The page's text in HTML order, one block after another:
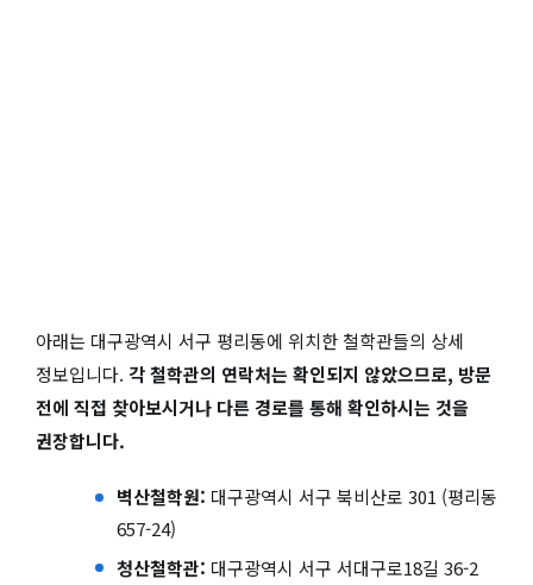
아래는 대구광역시 서구 평리동에 위치한 철학관들의 상세
정보입니다. 각 철학관의 연락처는 확인되지 않았으므로, 방문
전에 직접 찾아보시거나 다른 경로를 통해 확인하시는 것을
권장합니다.
벽산철학원: 대구광역시 서구 북비산로 301 (평리동
657-24)
청산철학관: 대구광역시 서구 서대구로18길 36-2